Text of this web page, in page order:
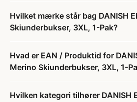
Hvilket mærke står bag DANISH
Skiunderbukser, 3XL, 1-Pak?
Hvad er EAN / Produktid for
Merino Skiunderbukser, 3XL, 1-
Hvilken kategori tilhører DANISH